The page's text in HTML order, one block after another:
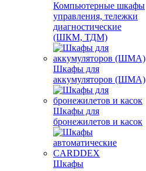
Компьютерные шкафы
управления, тележки
диагностические
(ШКМ, ТДМ)
Шкафы для
аккумуляторов (ШМА)
Шкафы для
бронежилетов и касок
Шкафы